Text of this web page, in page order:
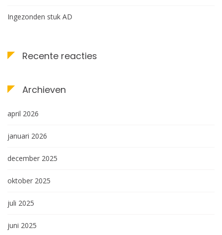
Ingezonden stuk AD
Recente reacties
Archieven
april 2026
januari 2026
december 2025
oktober 2025
juli 2025
juni 2025